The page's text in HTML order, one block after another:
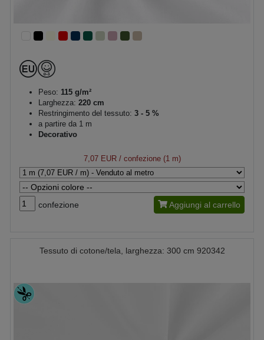
Peso: 115 g/m²
Larghezza: 220 cm
Restringimento del tessuto: 3 - 5 %
a partire da 1 m
Decorativo
7,07 EUR/ confezione (1 m)
confezione Aggiungi al carrello
Tessuto di cotone/tela, larghezza: 300 cm 920342